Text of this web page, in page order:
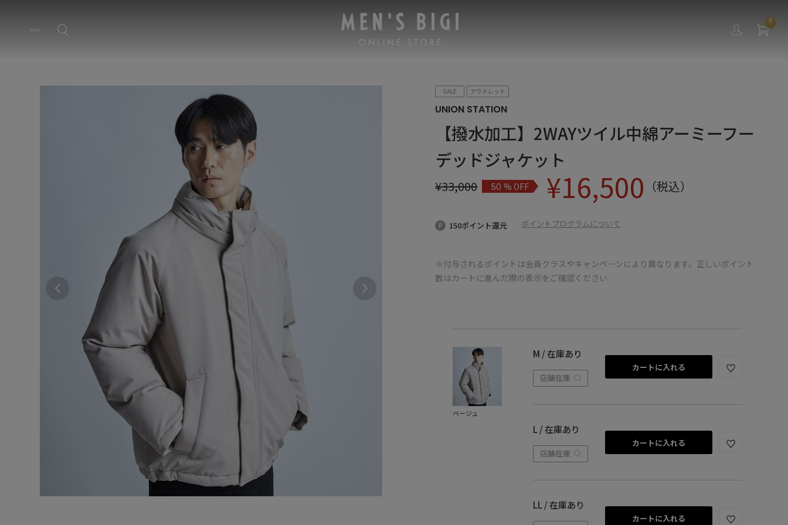
0
SALE アウトレット
UNION STATION
【撥水加工】2WAYツイル中綿アーミーフー
デッドジャケット
¥33,000 50% OFF ¥16,500 （税込）
150ポイント還元 ポイントプログラムについて
※付与されるポイントは会員クラスやキャンペーンにより異なります。正しいポイント
数はカートに進んだ際の表示をご確認ください
ベージュ
M / 在庫あり
店舗在庫
カートに入れる
L / 在庫あり
店舗在庫
カートに入れる
LL / 在庫あり
カートに入れる